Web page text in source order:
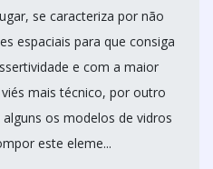
se caracteriza por não
espaciais para que consiga
e com a maior
mais técnico, por outro
os modelos de vidros
este eleme...